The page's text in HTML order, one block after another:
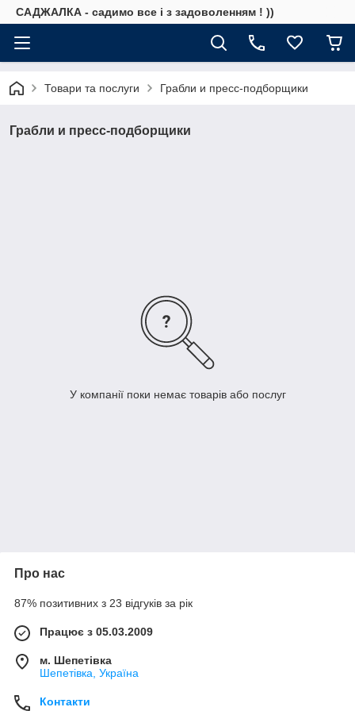
САДЖАЛКА - садимо все і з задоволенням ! ))
Товари та послуги Грабли и пресс-подборщики
Грабли и пресс-подборщики
У компанії поки немає товарів або послуг
Про нас
87% позитивних з 23 відгуків за рік
Працює з 05.03.2009
м. Шепетівка
Шепетівка, Україна
Контакти